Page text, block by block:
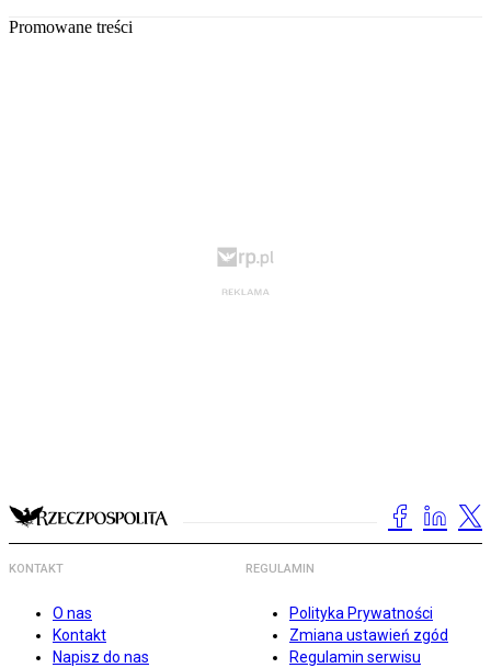
Promowane treści
KONTAKT
O nas
Kontakt
Napisz do nas
REGULAMIN
Polityka Prywatności
Zmiana ustawień zgód
Regulamin serwisu